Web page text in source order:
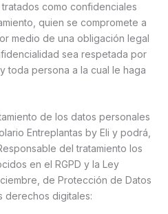
como confidenciales
quien se compromete a
medio de una obligación legal
sea respetada por
toda persona a la cual le haga
de los datos personales
Entreplantas by Eli y podrá,
del tratamiento los
en el RGPD y la Ley
de Protección de Datos
derechos digitales: